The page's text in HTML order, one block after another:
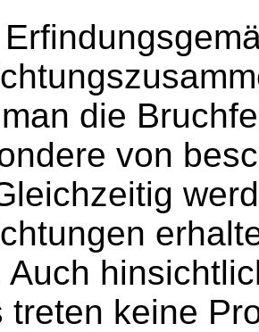
die
von
Auch
treten keine